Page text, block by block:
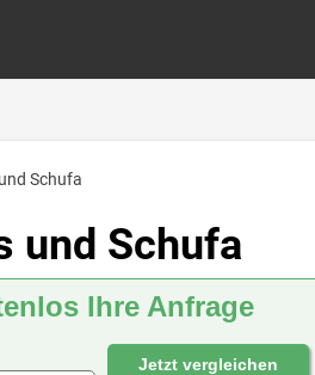
Schufa
und Schufa
Ihre Anfrage
Jetzt vergleichen